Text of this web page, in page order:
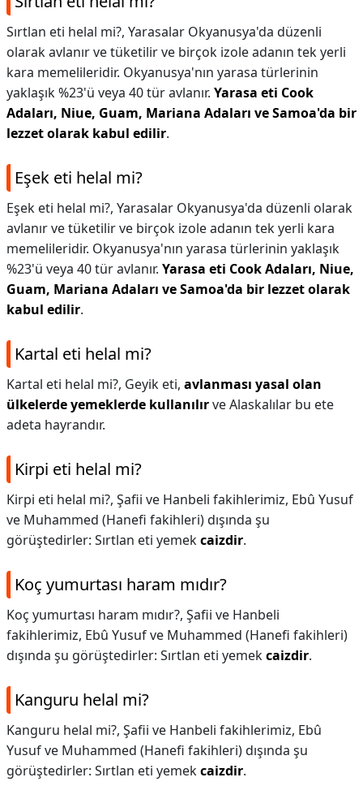
Sırtlan eti helal mi?, Yarasalar Okyanusya'da düzenli
olarak avlanır ve tüketilir ve birçok izole adanın tek yerli
kara memelileridir. Okyanusya'nın yarasa türlerinin
yaklaşık %23'ü veya 40 tür avlanır. Yarasa eti Cook
Adaları, Niue, Guam, Mariana Adaları ve Samoa'da bir
lezzet olarak kabul edilir.
Eşek eti helal mi?
Eşek eti helal mi?, Yarasalar Okyanusya'da düzenli olarak
avlanır ve tüketilir ve birçok izole adanın tek yerli kara
memelileridir. Okyanusya'nın yarasa türlerinin yaklaşık
%23'ü veya 40 tür avlanır. Yarasa eti Cook Adaları, Niue,
Guam, Mariana Adaları ve Samoa'da bir lezzet olarak
kabul edilir.
Kartal eti helal mi?
Kartal eti helal mi?, Geyik eti, avlanması yasal olan
ülkelerde yemeklerde kullanılırve Alaskalılar bu ete
adeta hayrandır.
Kirpi eti helal mi?
Kirpi eti helal mi?, Şafii ve Hanbeli fakihlerimiz, Ebû Yusuf
ve Muhammed (Hanefi fakihleri) dışında şu
görüştedirler: Sırtlan eti yemekcaizdir.
Koç yumurtası haram mıdır?
Koç yumurtası haram mıdır?, Şafii ve Hanbeli
fakihlerimiz, Ebû Yusuf ve Muhammed (Hanefi fakihleri)
dışında şu görüştedirler: Sırtlan eti yemekcaizdir.
Kanguru helal mi?
Kanguru helal mi?, Şafii ve Hanbeli fakihlerimiz, Ebû
Yusuf ve Muhammed (Hanefi fakihleri) dışında şu
görüştedirler: Sırtlan eti yemekcaizdir.